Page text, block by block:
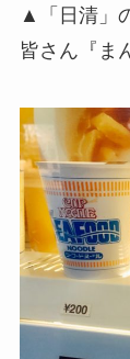
▲「日清」
皆さん『ま